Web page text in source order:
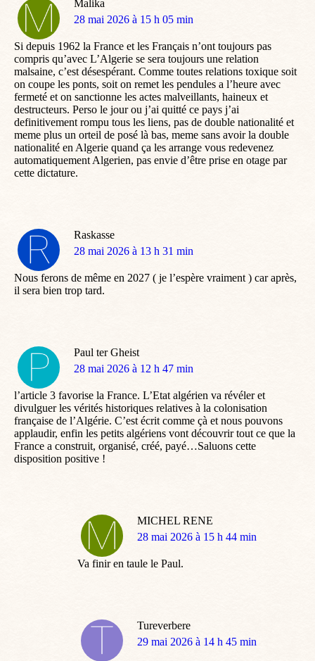
Malika
dit
28 mai 2026 à 15 h 05 min
Si depuis 1962 la France et les Français n’ont toujours pas
compris qu’avec L’Algerie se sera toujours une relation
malsaine, c’est désespérant. Comme toutes relations toxique soit
on coupe les ponts, soit on remet les pendules a l’heure avec
fermeté et on sanctionne les actes malveillants, haineux et
destructeurs. Perso le jour ou j’ai quitté ce pays j’ai
definitivement rompu tous les liens, pas de double nationalité et
meme plus un orteil de posé là bas, meme sans avoir la double
nationalité en Algerie quand ça les arrange vous redevenez
automatiquement Algerien, pas envie d’être prise en otage par
cette dictature.
Raskasse
dit
28 mai 2026 à 13 h 31 min
Nous ferons de même en 2027 ( je l’espère vraiment ) car après,
il sera bien trop tard.
Paul ter Gheist
dit
28 mai 2026 à 12 h 47 min
l’article 3 favorise la France. L’Etat algérien va révéler et
divulguer les vérités historiques relatives à la colonisation
française de l’Algérie. C’est écrit comme çà et nous pouvons
applaudir, enfin les petits algériens vont découvrir tout ce que la
France a construit, organisé, créé, payé…Saluons cette
disposition positive !
MICHEL RENE
dit
28 mai 2026 à 15 h 44 min
Va finir en taule le Paul.
Tureverbere
dit
29 mai 2026 à 14 h 45 min